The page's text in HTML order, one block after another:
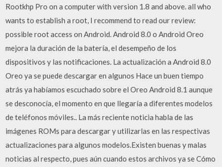
Rootkhp Pro on a computer with version 1.8 and above. all who
wants to establish a root, I recommend to read our review:
possible root access on Android. Android 8.0 o Android Oreo
mejora la duración de la batería, el desempeño de los
dispositivos y las notificaciones. La actualización a Android 8.0
Oreo ya se puede descargar en algunos Hace un buen tiempo
atrás ya habíamos escuchado sobre el Oreo Android 8.1 aunque
se desconocía, el momento en que llegaría a diferentes modelos
de teléfonos móviles.. La más reciente noticia habla de las
imágenes ROMs para descargar y utilizarlas en las respectivas
actualizaciones para algunos modelos.Existen buenas y malas
noticias al respecto, pues aún cuando estos archivos ya se Cómo